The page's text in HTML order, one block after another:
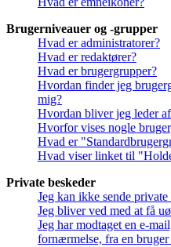
Brugerniveauer og -grupper
Hvad er administratorer?
Hvad er redaktører?
Hvad er brugergrupper?
Hvordan finder jeg
mig?
Hvordan bliver jeg leder
Hvorfor vises nogle
Hvad er
Hvad viser linket til
Private beskeder
Jeg kan ikke sende private
Jeg bliver ved med at få
Jeg har modtaget en e-
fornærmelse, fra en bruger